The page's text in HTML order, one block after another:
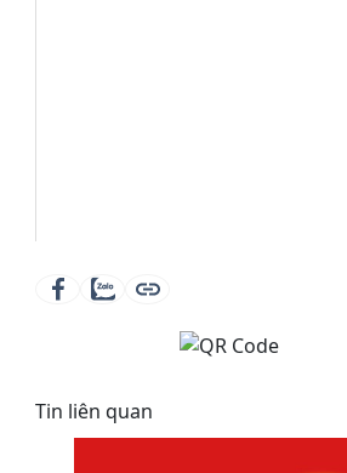
Tin liên quan